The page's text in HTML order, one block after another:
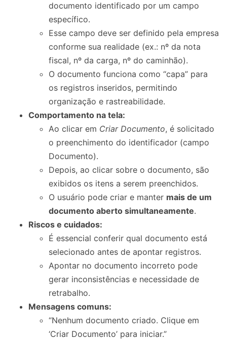
documento identificado por um campo
específico.
Esse campo deve ser definido pela empresa
conforme sua realidade (ex.: nº da nota
fiscal, nº da carga, nº do caminhão).
O documento funciona como “capa” para
os registros inseridos, permitindo
organização e rastreabilidade.
Comportamento na tela:
Ao clicar em Criar Documento, é solicitado
o preenchimento do identificador (campo
Documento).
Depois, ao clicar sobre o documento, são
exibidos os itens a serem preenchidos.
O usuário pode criar e manter mais de um
documento aberto simultaneamente.
Riscos e cuidados:
É essencial conferir qual documento está
selecionado antes de apontar registros.
Apontar no documento incorreto pode
gerar inconsistências e necessidade de
retrabalho.
Mensagens comuns:
“Nenhum documento criado. Clique em
‘Criar Documento’ para iniciar.”